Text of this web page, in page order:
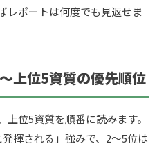
レポートは何度でも見返せま
上位5資質の優先順位
位5資質を順番に読みます。
揮される」強みで、2〜5位は